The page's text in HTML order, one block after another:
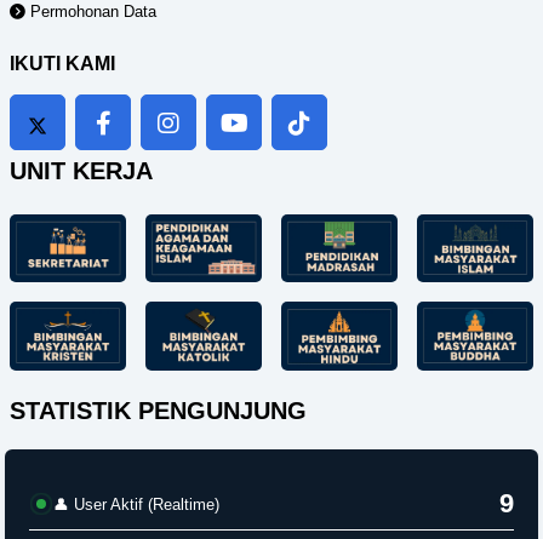
Permohonan Data
IKUTI KAMI
UNIT KERJA
STATISTIK PENGUNJUNG
👤 User Aktif (Realtime) 9